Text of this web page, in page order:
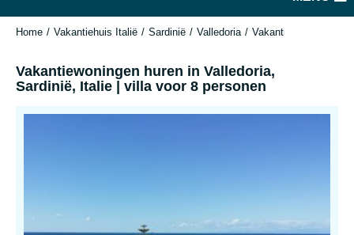
Home Vakantiehuis Italië Sardinië Valledoria Vakantiewoningen
Vakantiewoningen huren in Valledoria,
Sardinië, Italie | villa voor 8 personen